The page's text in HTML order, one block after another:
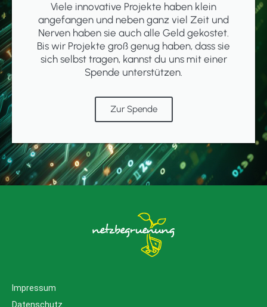
Viele innovative Projekte haben klein
angefangen und neben ganz viel Zeit und
Nerven haben sie auch alle Geld gekostet.
Bis wir Projekte groß genug haben, dass sie
sich selbst tragen, kannst du uns mit einer
Spende unterstützen.
Zur Spende
Impressum
Datenschutz